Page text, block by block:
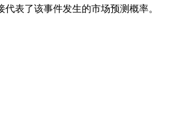
代表了该事件发生的市场预测概率。